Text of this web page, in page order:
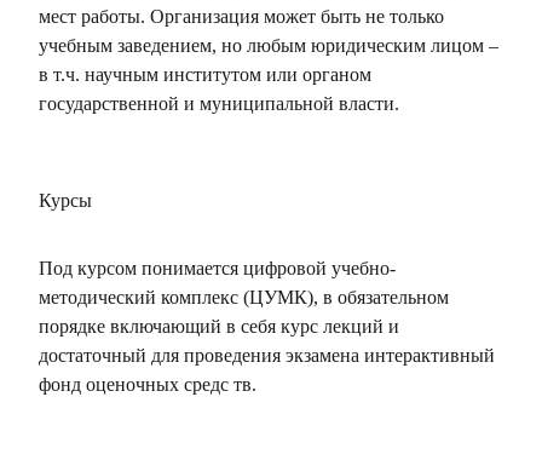
мест работы. Организация может быть не только
учебным заведением, но любым юридическим лицом –
в т.ч. научным институтом или органом
государственной и муниципальной власти.
Курсы
Под курсом понимается цифровой учебно-
методический комплекс (ЦУМК), в обязательном
порядке включающий в себя курс лекций и
достаточный для проведения экзамена интерактивный
фонд оценочных средс тв.